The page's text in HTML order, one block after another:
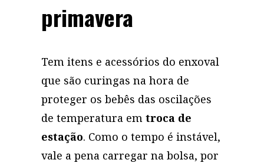
primavera
Tem itens e acessórios do enxoval
que são curingas na hora de
proteger os bebês das oscilações
de temperatura em troca de
estação. Como o tempo é instável,
vale a pena carregar na bolsa, por